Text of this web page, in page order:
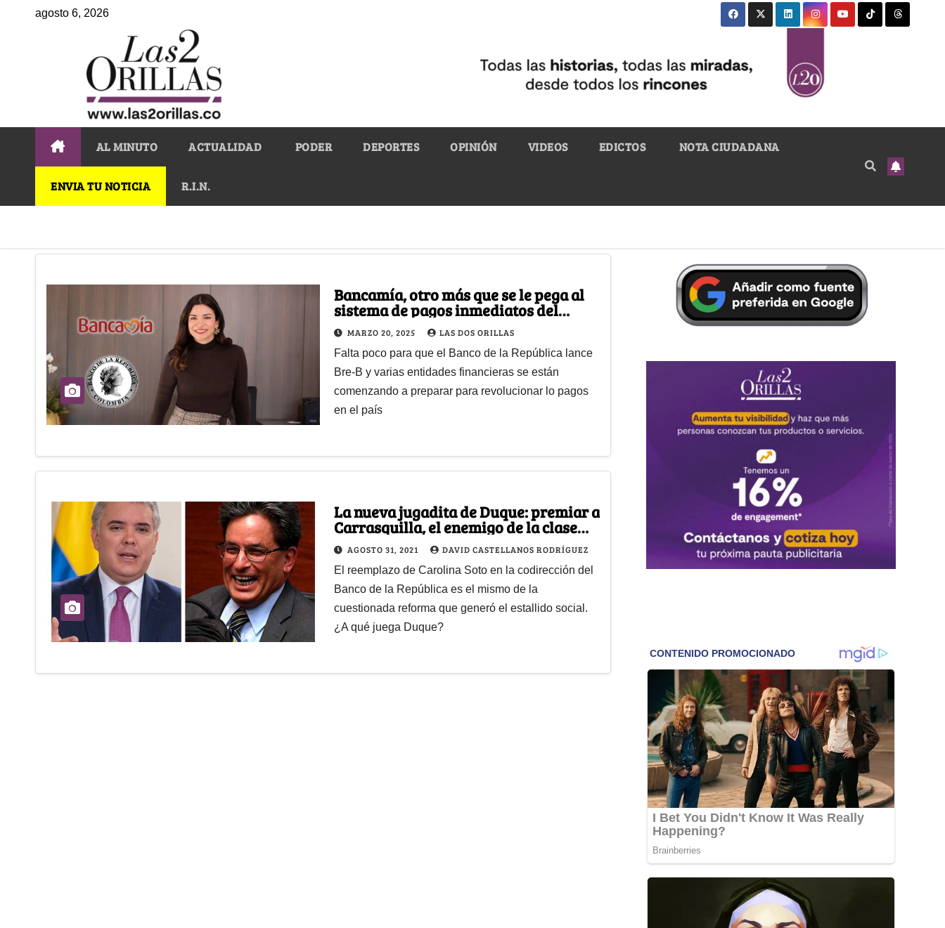
agosto 6, 2026
AL MINUTO ACTUALIDAD PODER DEPORTES OPINIÓN VIDEOS EDICTOS NOTA CIUDADANA
ENVIA TU NOTICIA R.I.N.
Bancamía, otro más que se le pega al
sistema de pagos inmediatos del
Banco de la República
MARZO 20, 2025 LAS DOS ORILLAS
Falta poco para que el Banco de la República lance
Bre-B y varias entidades financieras se están
comenzando a preparar para revolucionar lo pagos
en el país
La nueva jugadita de Duque: premiar a
Carrasquilla, el enemigo de la clase
media
AGOSTO 31, 2021 DAVID CASTELLANOS RODRÍGUEZ
El reemplazo de Carolina Soto en la codirección del
Banco de la República es el mismo de la
cuestionada reforma que generó el estallido social.
¿A qué juega Duque?